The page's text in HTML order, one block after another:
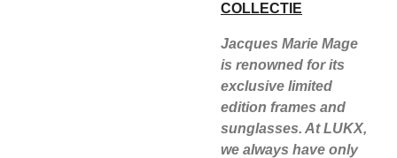
COLLECTIE
Jacques Marie Mage
is renowned for its
exclusive limited
edition frames and
sunglasses. At LUKX,
we always have only